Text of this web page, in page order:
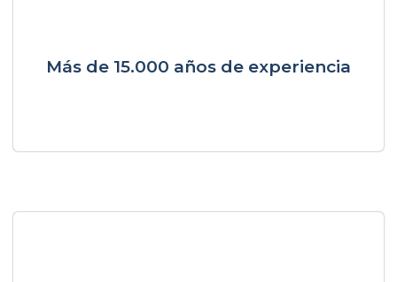
Más de 15.000 años de experiencia